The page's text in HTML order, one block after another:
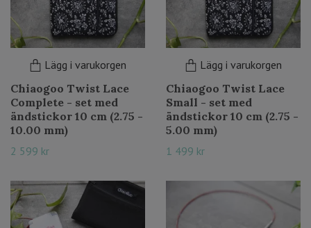
Lägg i varukorgen
Chiaogoo Twist Lace
Complete - set med
ändstickor 10 cm (2.75 -
10.00 mm)
2 599 kr
Lägg i varukorgen
Chiaogoo Twist Lace
Small - set med
ändstickor 10 cm (2.75 -
5.00 mm)
1 499 kr